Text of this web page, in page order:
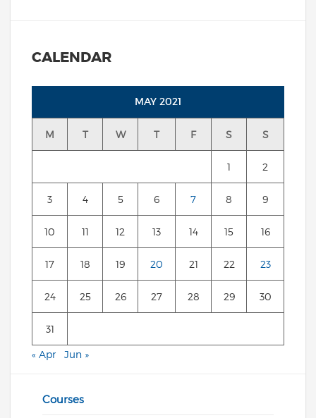
CALENDAR
MAY 2021
M T W T F S S
1 2
3 4 5 6 7 8 9
10 11 12 13 14 15 16
17 18 19 20 21 22 23
24 25 26 27 28 29 30
31
« Apr Jun »
Courses